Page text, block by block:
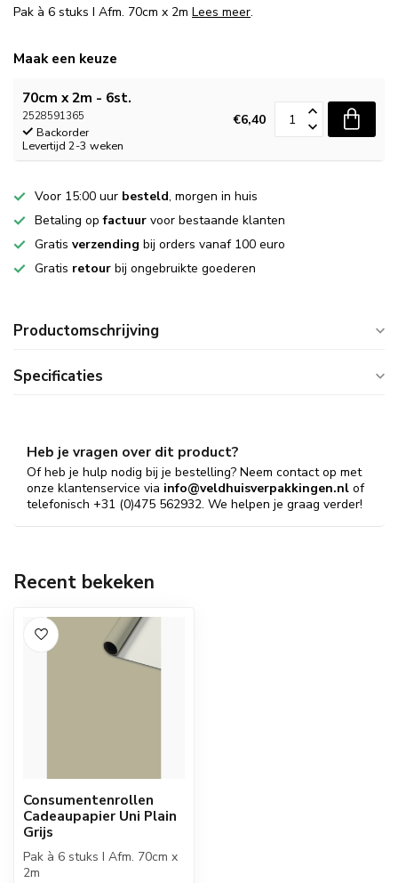
Pak à 6 stuks I Afm. 70cm x 2m Lees meer.
Maak een keuze
70cm x 2m - 6st.
2528591365
Backorder
Levertijd 2-3 weken
€6,40
Voor 15:00 uur besteld, morgen in huis
Betaling opfactuur voor bestaande klanten
Gratis verzending bij orders vanaf 100 euro
Gratis retour bij ongebruikte goederen
Productomschrijving
Specificaties
Heb je vragen over dit product?
Of heb je hulp nodig bij je bestelling? Neem contact op met
onze klantenservice via info@veldhuisverpakkingen.nl of
telefonisch +31 (0)475 562932. We helpen je graag verder!
Recent bekeken
Consumentenrollen
Cadeaupapier Uni Plain
Grijs
Pak à 6 stuks I Afm. 70cm x
2m